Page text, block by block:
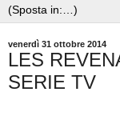
venerdì 31 ottobre 2014
LES
SERIE TV